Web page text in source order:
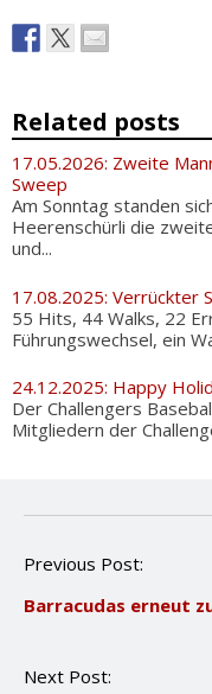
Related posts
17.05.2026: Zweite
Sweep
Am Sonntag standen
Heerenschürli die
und...
17.08.2025: Verrückter
55 Hits, 44 Walks, 22
Führungswechsel, ein
24.12.2025: Happy
Der Challengers
Mitgliedern der
P
s
a
Previous Post:
Barracudas erneut
Next Post: